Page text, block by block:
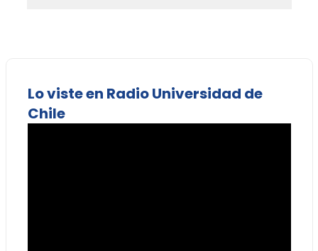
Lo viste en Radio Universidad de
Chile